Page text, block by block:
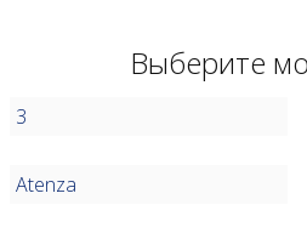
Выберите
3
Atenza